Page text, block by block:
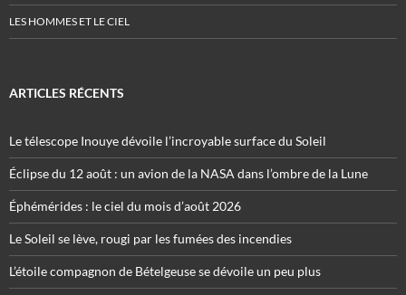
LES HOMMES ET LE CIEL
ARTICLES RÉCENTS
Le télescope Inouye dévoile l’incroyable surface du Soleil
Éclipse du 12 août : un avion de la NASA dans l’ombre de la Lune
Éphémérides : le ciel du mois d’août 2026
Le Soleil se lève, rougi par les fumées des incendies
L’étoile compagnon de Bételgeuse se dévoile un peu plus